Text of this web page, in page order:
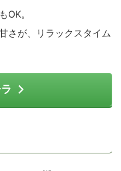
OK。
さが、リラックスタイム